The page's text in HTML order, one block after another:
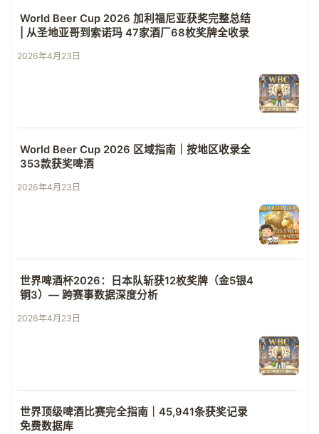
World Beer Cup 2026 加利福尼亚获奖完整总结
| 从圣地亚哥到索诺玛 47家酒厂68枚奖牌全收录
2026年4月23日
World Beer Cup 2026 区域指南｜按地区收录全
353款获奖啤酒
2026年4月23日
世界啤酒杯2026：日本队斩获12枚奖牌（金5银4
铜3）— 跨赛事数据深度分析
2026年4月23日
世界顶级啤酒比赛完全指南｜45,941条获奖记录
免费数据库